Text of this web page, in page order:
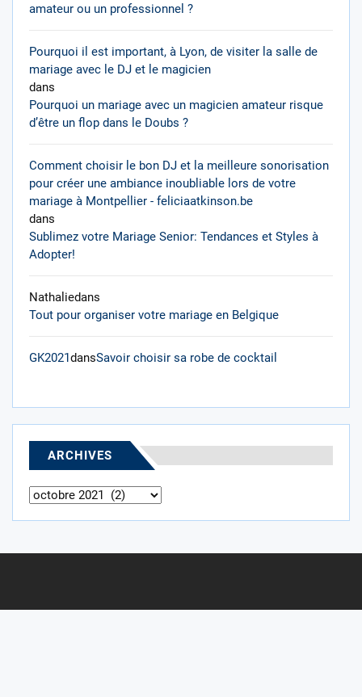
amateur ou un professionnel ?
Pourquoi il est important, à Lyon, de visiter la salle de
mariage avec le DJ et le magicien
dans
Pourquoi un mariage avec un magicien amateur risque
d’être un flop dans le Doubs ?
Comment choisir le bon DJ et la meilleure sonorisation
pour créer une ambiance inoubliable lors de votre
mariage à Montpellier - feliciaatkinson.be
dans
Sublimez votre Mariage Senior: Tendances et Styles à
Adopter!
Nathaliedans
Tout pour organiser votre mariage en Belgique
GK2021dansSavoir choisir sa robe de cocktail
ARCHIVES
Archives